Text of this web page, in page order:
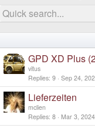
GPD XD Plus
vitus
Replies 9 Sep 24,
Lieferzeiten
mclien
Replies 8 Mar 3, 2024